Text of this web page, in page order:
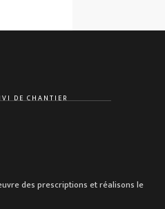
DE CHANTIER
des prescriptions et réalisons le